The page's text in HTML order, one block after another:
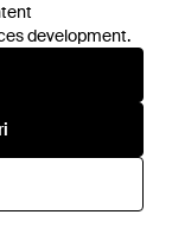
development.
development.